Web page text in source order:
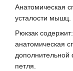
Анатомическая
усталости мышц.
Рюкзак
анатомическая
петля.